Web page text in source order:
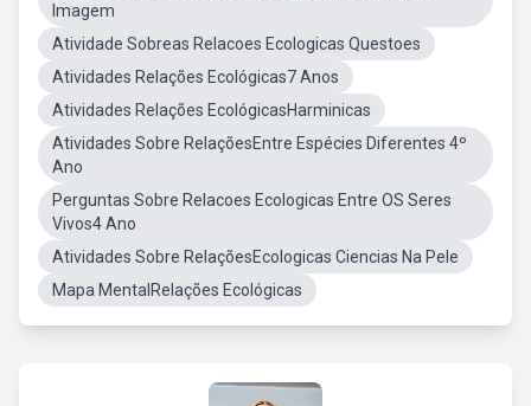
Imagem
Atividade Sobreas Relacoes Ecologicas Questoes
Atividades Relações Ecológicas7 Anos
Atividades Relações EcológicasHarminicas
Atividades Sobre RelaçõesEntre Espécies Diferentes 4º
Ano
Perguntas Sobre Relacoes Ecologicas Entre OS Seres
Vivos4 Ano
Atividades Sobre RelaçõesEcologicas Ciencias Na Pele
Mapa MentalRelações Ecológicas